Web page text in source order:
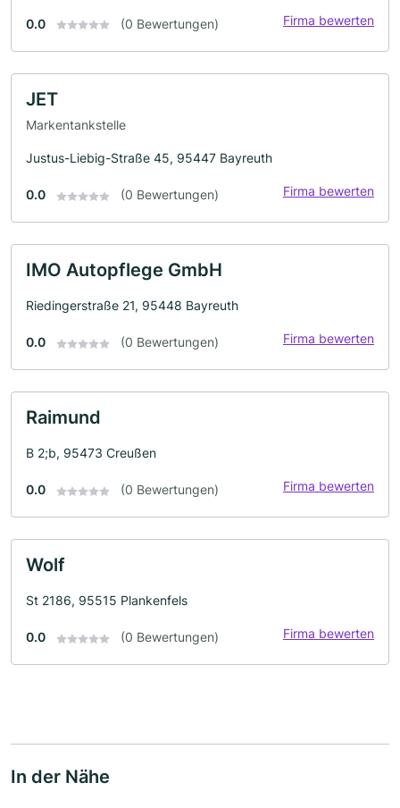
0.0 (0 Bewertungen) Firma bewerten
JET
Markentankstelle
Justus-Liebig-Straße 45, 95447 Bayreuth
0.0 (0 Bewertungen) Firma bewerten
IMO Autopflege GmbH
Riedingerstraße 21, 95448 Bayreuth
0.0 (0 Bewertungen) Firma bewerten
Raimund
B 2;b, 95473 Creußen
0.0 (0 Bewertungen) Firma bewerten
Wolf
St 2186, 95515 Plankenfels
0.0 (0 Bewertungen) Firma bewerten
In der Nähe